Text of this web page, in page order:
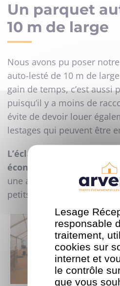
Un parquet
10 m de large
Nous avons pu poser
auto-lesté de 10 m de
gain de temps, c’est aussi
puisqu’il y a moins de
évite de devoir louer
lestages qui peuvent être
L’éclairage était de type
économique.
Nous
une armoire électrique
petits carreaux pour
Lesage
responsable
traitement,
cookies sur
internet et
le contrôle
que vous